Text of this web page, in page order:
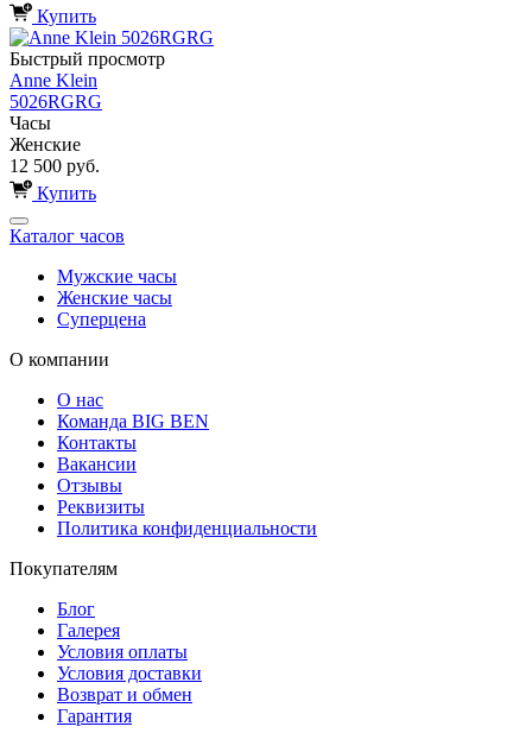
Купить
Быстрый просмотр
Anne Klein
5026RGRG
Часы
Женские
12 500 руб.
Купить
Каталог часов
Мужские часы
Женские часы
Суперцена
О компании
О нас
Команда BIG BEN
Контакты
Вакансии
Отзывы
Реквизиты
Политика конфиденциальности
Покупателям
Блог
Галерея
Условия оплаты
Условия доставки
Возврат и обмен
Гарантия